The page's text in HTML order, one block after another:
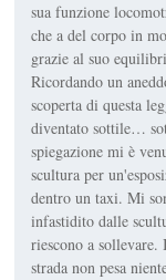
sua funzione
che a del corpo in
grazie al suo
Ricordando un
scoperta di questa
diventato sottile…
spiegazione mi è
scultura per
dentro un taxi. Mi
infastidito dalle
riescono a
strada non pesa